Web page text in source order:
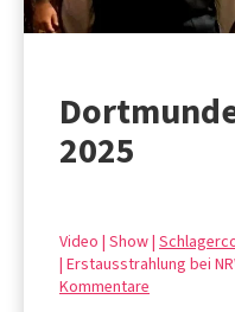
2025
Video | Show |
| Erstausstrahlung bei
Kommentare